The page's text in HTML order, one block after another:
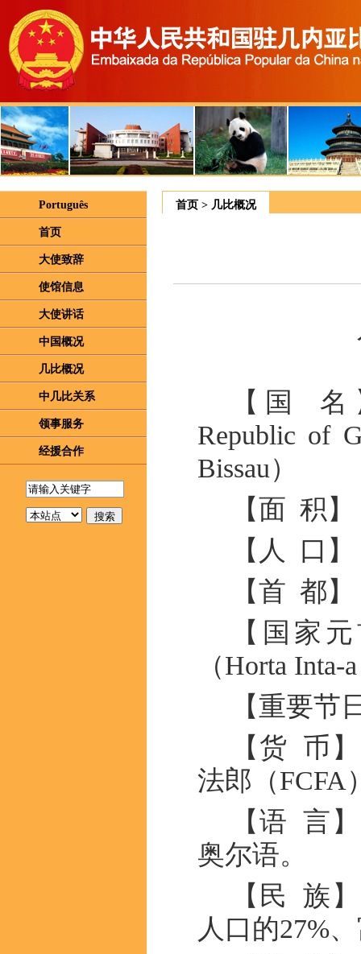
Português
首页
大使致辞
使馆信息
大使讲话
中国概况
几比概况
中几比关系
领事服务
经援合作
首页> 几比概况
【国
Republic of
Bissau）
【面 积
【人 口
【首 都
【国家
（Horta
【重要节
【货 币
法郎（FCFA
【语 言
奥尔语。
【民 族
人口的27%